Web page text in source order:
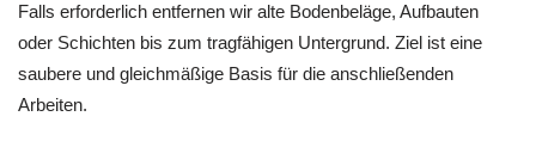
Falls erforderlich entfernen wir alte Bodenbeläge, Aufbauten
oder Schichten bis zum tragfähigen Untergrund. Ziel ist eine
saubere und gleichmäßige Basis für die anschließenden
Arbeiten.